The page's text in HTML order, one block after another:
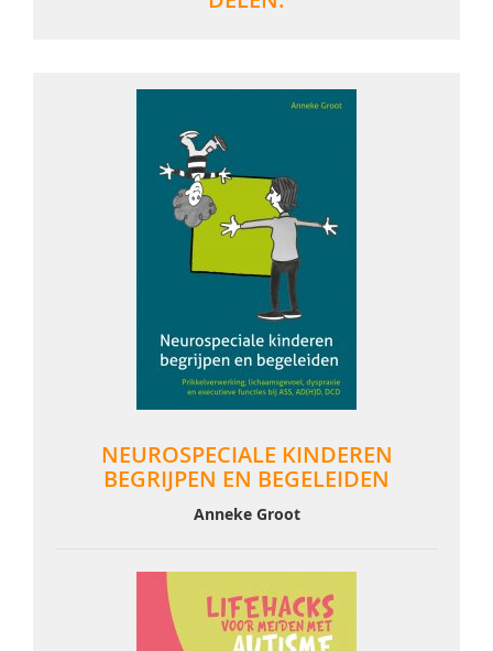
NEUROSPECIALE KINDEREN
BEGRIJPEN EN BEGELEIDEN
Anneke Groot